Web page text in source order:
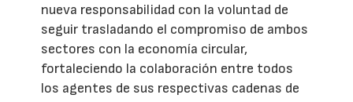
nueva responsabilidad con la voluntad de
seguir trasladando el compromiso de ambos
sectores con la economía circular,
fortaleciendo la colaboración entre todos
los agentes de sus respectivas cadenas de